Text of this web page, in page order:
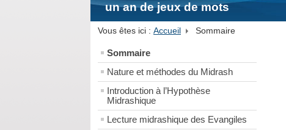
un an de jeux de mots
Vous êtes ici : Accueil Sommaire
Sommaire
Nature et méthodes du Midrash
Introduction à l’Hypothèse
Midrashique
Lecture midrashique des Evangiles